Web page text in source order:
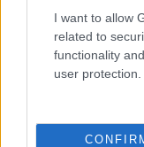
I want to allow
related to
functionality
user protection.
per chi cerca un
bisogna prestare
Redazione Petstory.it ·